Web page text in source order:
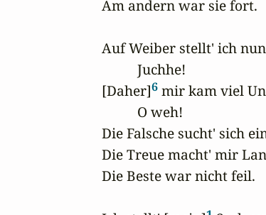
Am andern war sie fort.
Auf Weiber stellt' ich
          Juchhe!
[Daher]6 mir kam viel
          O weh!
Die Falsche sucht' sich
Die Treue macht' mir
Die Beste war nicht feil.